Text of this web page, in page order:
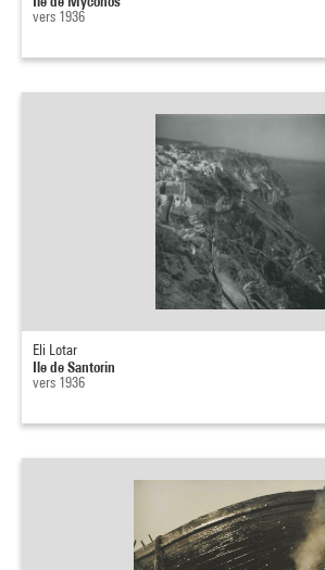
vers 1936
Eli Lotar
Ile de Santorin
vers 1936